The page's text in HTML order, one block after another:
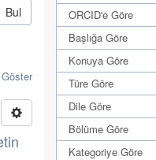
Bul
ORCID'e Göre
Başlığa Göre
Konuya Göre
Türe Göre
Dile Göre
Bölüme Göre
Kategoriye Göre